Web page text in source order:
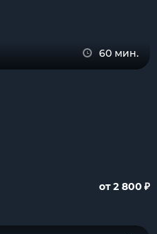
60 мин.
от 2 800 ₽